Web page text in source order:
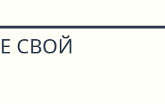
СВОЙ